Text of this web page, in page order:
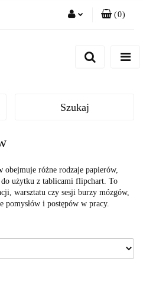
(0)
Szukaj
obejmuje różne rodzaje papierów,
do użytku z tablicami flipchart. To
warsztatu czy sesji burzy mózgów,
pomysłów i postępów w pracy.